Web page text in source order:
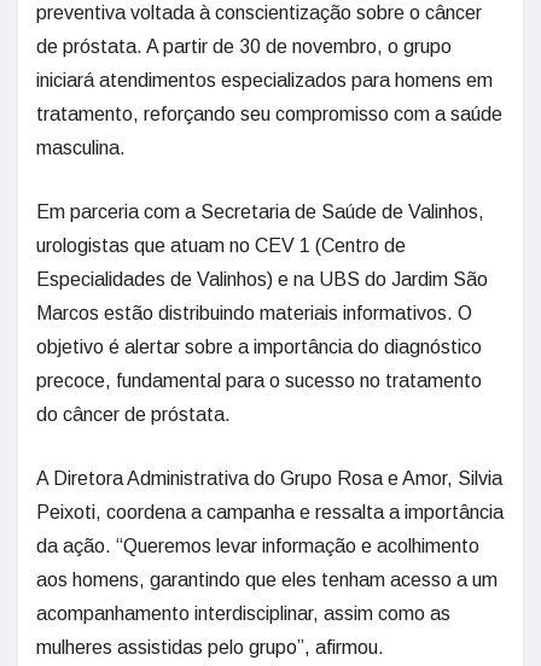
preventiva voltada à conscientização sobre o câncer
de próstata. A partir de 30 de novembro, o grupo
iniciará atendimentos especializados para homens em
tratamento, reforçando seu compromisso com a saúde
masculina.
Em parceria com a Secretaria de Saúde de Valinhos,
urologistas que atuam no CEV 1 (Centro de
Especialidades de Valinhos) e na UBS do Jardim São
Marcos estão distribuindo materiais informativos. O
objetivo é alertar sobre a importância do diagnóstico
precoce, fundamental para o sucesso no tratamento
do câncer de próstata.
A Diretora Administrativa do Grupo Rosa e Amor, Silvia
Peixoti, coordena a campanha e ressalta a importância
da ação. “Queremos levar informação e acolhimento
aos homens, garantindo que eles tenham acesso a um
acompanhamento interdisciplinar, assim como as
mulheres assistidas pelo grupo”, afirmou.